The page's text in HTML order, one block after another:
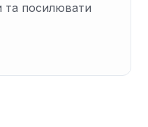
та посилювати